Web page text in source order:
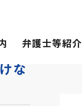
弁護士等紹介
な